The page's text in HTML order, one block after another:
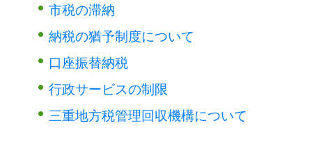
市税の滞納
納税の猶予制度について
口座振替納税
行政サービスの制限
三重地方税管理回収機構について